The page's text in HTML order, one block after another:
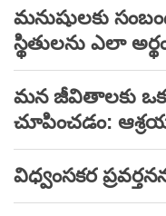
మనుషులకు
స్థితులను ఎలా
మన జీవితాలకు ఒక
చూపించడం:
విధ్వంసకర